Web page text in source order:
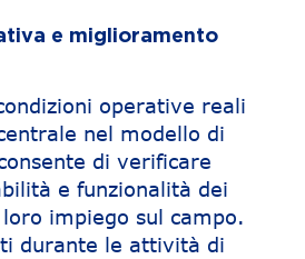
e miglioramento
operative reali
nel modello di
di verificare
e funzionalità dei
impiego sul campo.
durante le attività di